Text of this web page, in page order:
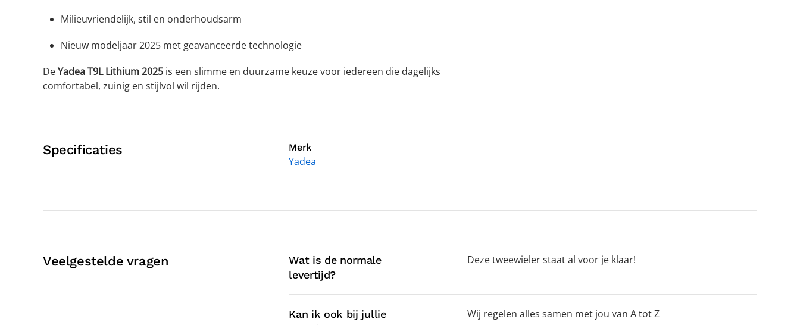
Milieuvriendelijk, stil en onderhoudsarm
Nieuw modeljaar 2025 met geavanceerde technologie
DeYadea T9L Lithium 2025 is een slimme en duurzame keuze voor iedereen die dagelijks
comfortabel, zuinig en stijlvol wil rijden.
Specificaties Merk
Yadea
Veelgestelde vragen
Wat is de normale
levertijd?
Deze tweewieler staat al voor je klaar!
Kan ik ook bij jullie
Wij regelen alles samen met jou van A tot Z